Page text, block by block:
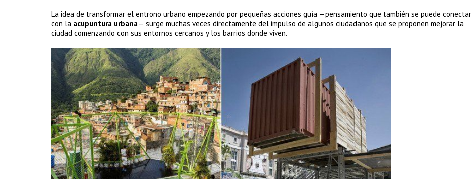
La idea de transformar el entrono urbano empezando por pequeñas acciones guía —pensamiento que también se puede conectar
con la acupuntura urbana— surge muchas veces directamente del impulso de algunos ciudadanos que se proponen mejorar la
ciudad comenzando con sus entornos cercanos y los barrios donde viven.